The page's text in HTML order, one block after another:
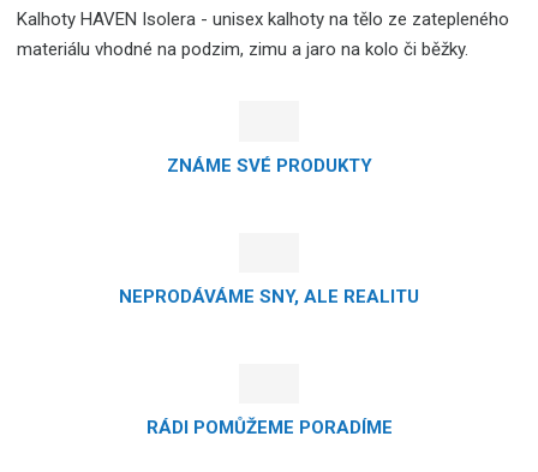
Kalhoty HAVEN Isolera - unisex kalhoty na tělo ze zatepleného
materiálu vhodné na podzim, zimu a jaro na kolo či běžky.
ZNÁME SVÉ PRODUKTY
NEPRODÁVÁME SNY, ALE REALITU
RÁDI POMŮŽEME PORADÍME